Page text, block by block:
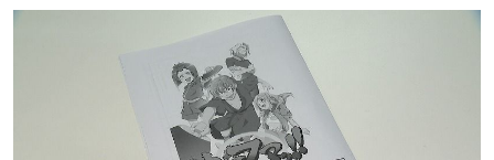
ローカルエリア